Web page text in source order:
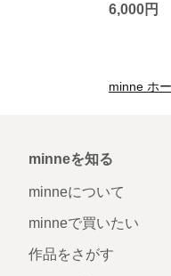
6,000円
minne ホ
minneを知る
minneについて
minneで買いたい
作品をさがす